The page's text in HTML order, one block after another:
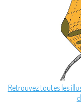
Retrouvez toutes les